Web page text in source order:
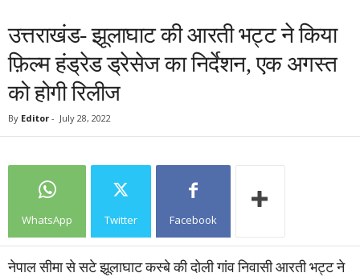
उत्तराखंड- झूलाघाट की आरती भट्ट ने किया
फ़िल्म हंड्रेड ड्रेसेज का निर्देशन, एक अगस्त
को होगी रिलीज
By Editor - July 28, 2022
WhatsApp Twitter Facebook
नेपाल सीमा से सटे झूलाघाट कस्बे की दोली गांव निवासी आरती भट्ट ने